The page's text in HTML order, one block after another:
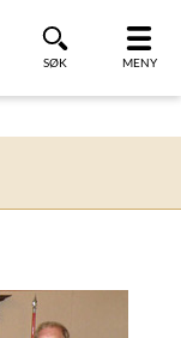
SØK MENY